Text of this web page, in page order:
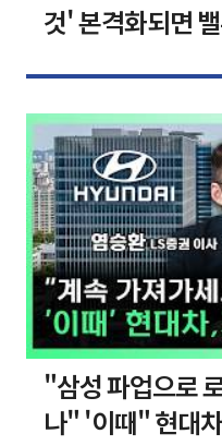
것' 본격화되면
"삼성 파업으로
나" '이때" 현대차 기아 주가 폭발적 성